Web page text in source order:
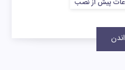
پیش از نصب